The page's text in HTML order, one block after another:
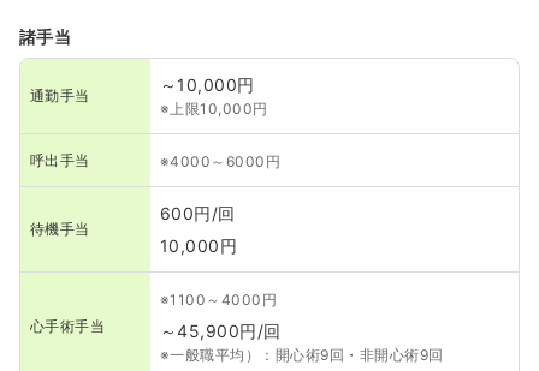
諸手当
通勤手当
～10,000円
※上限10,000円
呼出手当 ※4000～6000円
待機手当
600円/回
10,000円
心手術手当
※1100～4000円
～45,900円/回
※一般職平均）：開心術9回・非開心術9回